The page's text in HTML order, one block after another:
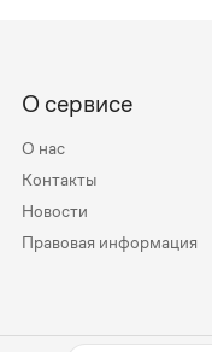
О сервисе
О нас
Контакты
Новости
Правовая информация